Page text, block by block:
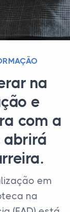
na
e
com a
abrirá
em
na